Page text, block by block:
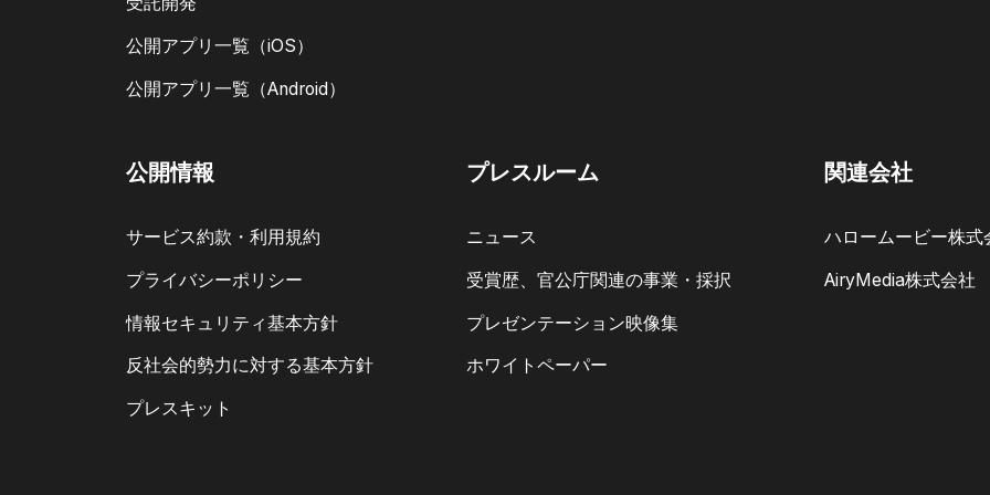
公開アプリ一覧（iOS）
公開アプリ一覧（Android）
公開情報
サービス約款・利用規約
プライバシーポリシー
情報セキュリティ基本方針
反社会的勢力に対する基本方針
プレスキット
プレスルーム
ニュース
受賞歴、官公庁関連の事業・採択
プレゼンテーション映像集
ホワイトペーパー
関連会社
ハロームービー株式
AiryMedia株式会社